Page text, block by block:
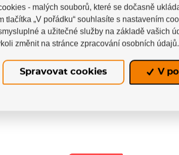
FP Men
Gears (sada)
pro...
Chrániče Fila
Multitech Gear (sada)
Sada in-line chráničů značky Fila.
Kompletní sada chráničů pro jízdu...
Skladem
819 Kč
- malých souborů, které se dočasně
tlačítka „V pořádku“ souhlasíte s nastavením
a užitečné služby na základě vašich
změnit na stránce zpracování osobních údajů.
Spravovat cookies V